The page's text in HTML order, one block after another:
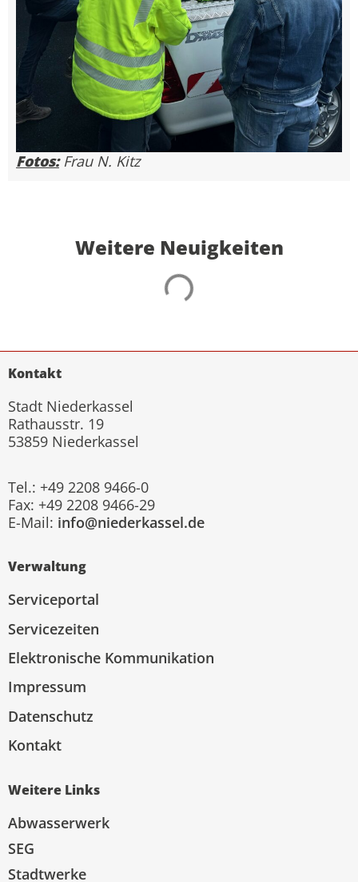
Fotos:Frau N. Kitz
Weitere Neuigkeiten
Kontakt
Stadt Niederkassel
Rathausstr. 19
53859 Niederkassel
Tel.: +49 2208 9466-0
Fax: +49 2208 9466-29
E-Mail: info@niederkassel.de
Verwaltung
Serviceportal
Servicezeiten
Elektronische Kommunikation
Impressum
Datenschutz
Kontakt
Weitere Links
Abwasserwerk
SEG
Stadtwerke